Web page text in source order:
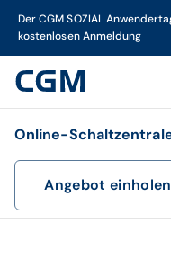
Der CGM SOZIAL
kostenlosen Anmeldung
Online-
Angebot einholen